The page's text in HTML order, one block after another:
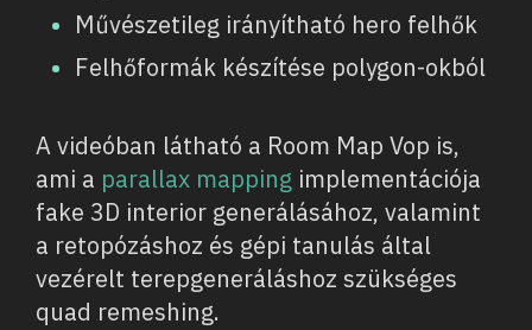
Művészetileg irányítható hero felhők
Felhőformák készítése polygon-okból
A videóban látható a Room Map Vop is,
ami a parallax mapping implementációja
fake 3D interior generálásához, valamint
a retopózáshoz és gépi tanulás által
vezérelt terepgeneráláshoz szükséges
quad remeshing.